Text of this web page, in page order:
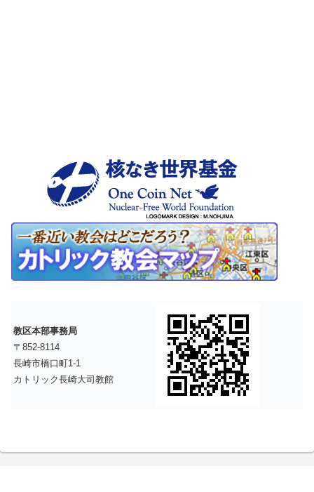
教区本部事務局
〒852-8114
長崎市橋口町1-1
カトリック長崎大司教館